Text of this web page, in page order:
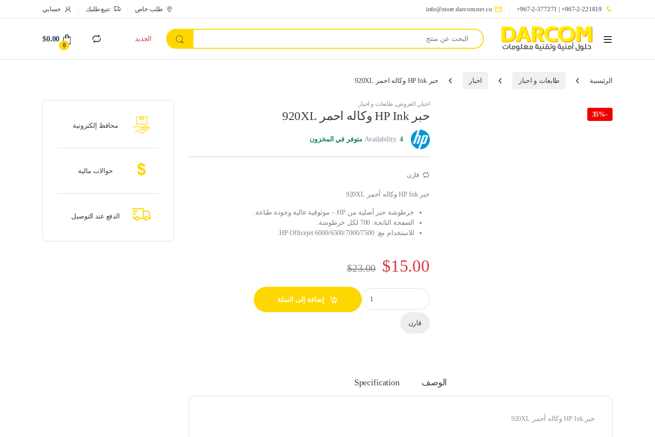
967-2-221819+ | 967-2-377271+
info@store.darcom.net.co طلب خاص تتبع طلبك حسابي
Search for:
الجديد
0
$0.00
الرئيسية طابعات و احبار احبار حبر HP Ink وكاله احمر 920XL
-
35%
احبار , العروض, طابعات و احبار
حبر HP Ink وكاله احمر 920XL
Availability:4 متوفر في المخزون
قارن
حبر HP Ink وكاله أحمر 920XL
خرطوشة حبر أصلية من HP – موثوقية عالية وجودة طباعة.
الصفحة الناتجة: 700 لكل خرطوشة.
للاستخدام مع: HP Officejet 6000/6500/7000/7500.
$15.00
$23.00
حبر HP Ink وكاله احمر 920XL quantity
إضافة إلى السلة
قارن
الوصف Specification
حبر HP Ink وكاله أحمر 920XL
محافظ إلكترونية
حوالات مالية
الدفع عند التوصيل